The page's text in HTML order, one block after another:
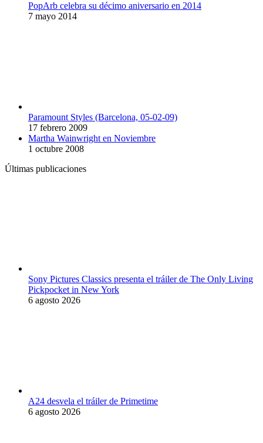
PopArb celebra su décimo aniversario en 2014
7 mayo 2014
Paramount Styles (Barcelona, 05-02-09)
17 febrero 2009
Martha Wainwright en Noviembre
1 octubre 2008
Últimas publicaciones
Sony Pictures Classics presenta el tráiler de The Only Living
Pickpocket in New York
6 agosto 2026
A24 desvela el tráiler de Primetime
6 agosto 2026